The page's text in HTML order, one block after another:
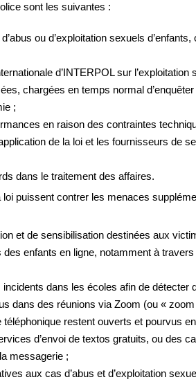
sont les suivantes :
ou d’exploitation sexuels
d’INTERPOL sur
chargées en temps normal
;
en raison des contraintes
de la loi et les fournisseurs de
dans le traitement des affaires.
puissent contrer les menaces
et de sensibilisation destinées aux
des enfants en ligne, notamment à
dans les écoles afin de détecter
dans des réunions via Zoom (ou «
restent ouverts et pourvus
d’envoi de textos gratuits, ou des
messagerie ;
aux cas d’abus et d’exploitation